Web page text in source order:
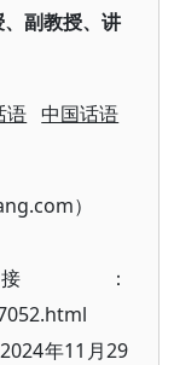
副教授、讲
语 中国话语
）
：
年11月29